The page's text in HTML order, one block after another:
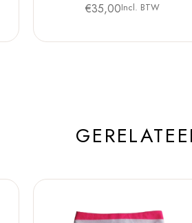
€35,00Incl. BTW